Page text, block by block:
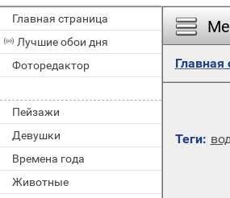
Главная страница
Лучшие обои дня
Фоторедактор
Пейзажи
Девушки
Времена года
Животные
Главная
Теги: